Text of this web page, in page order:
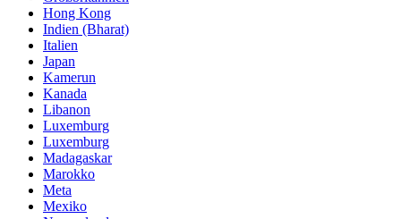
Hong Kong
Indien (Bharat)
Italien
Japan
Kamerun
Kanada
Libanon
Luxemburg
Luxemburg
Madagaskar
Marokko
Meta
Mexiko